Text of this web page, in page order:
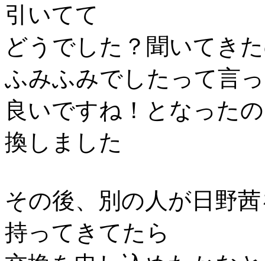
引いてて
どうでした？聞いてき
ふみふみでしたって言
良いですね！となった
換しました
その後、別の人が日野
持ってきてたら